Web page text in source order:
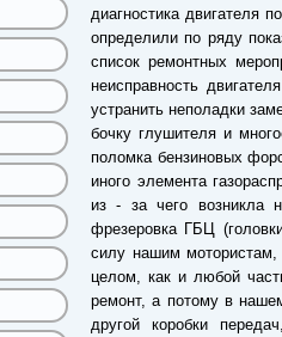
диагностика двигателя
определили по ряду
список ремонтных
неисправность
устранить неполадки
бочку глушителя и
поломка бензиновых
иного элемента
из - за чего возникла
фрезеровка ГБЦ
силу нашим мотористам,
целом, как и любой
ремонт, а потому в
другой коробки